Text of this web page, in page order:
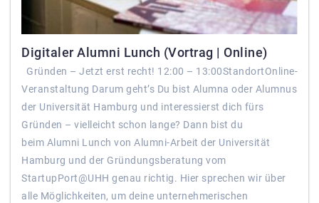
Digitaler Alumni Lunch (Vortrag | Online)
Gründen – Jetzt erst recht! 12:00 – 13:00StandortOnline-
Veranstaltung Darum geht’s Du bist Alumna oder Alumnus
der Universität Hamburg und interessierst dich fürs
Gründen – vielleicht schon lange? Dann bist du
beim Alumni Lunch von Alumni-Arbeit der Universität
Hamburg und der Gründungsberatung vom
StartupPort@UHH genau richtig. Hier sprechen wir über
alle Möglichkeiten, um deine unternehmerischen